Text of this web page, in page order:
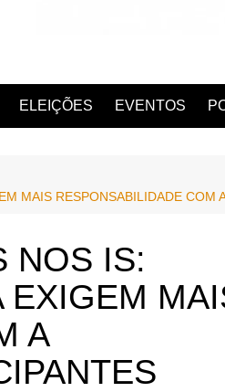
ELEIÇÕES EVENTOS
MAIS RESPONSABILIDADE COM
NOS IS:
EXIGEM
A